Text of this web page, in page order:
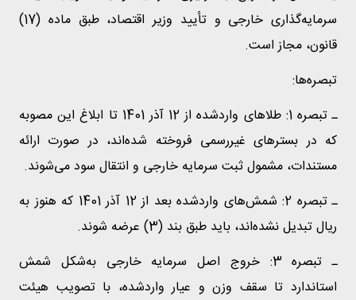
سرمایه‌گذاری خارجی و تأیید وزیر اقتصاد، طبق ماده (17)
قانون، مجاز است.
تبصره‌ها:
ـ تبصره 1: طلاهای واردشده از 12 آذر 1401 تا ابلاغ این مصوبه
که در بسترهای غیررسمی فروخته شده‌اند، در صورت ارائه
مستندات، مشمول ثبت سرمایه خارجی و انتقال سود می‌شوند.
ـ تبصره 2: شمش‌های واردشده بعد از 12 آذر 1401 که هنوز به
ریال تبدیل نشده‌اند، باید طبق بند (3) عرضه شوند.
ـ تبصره 3: خروج اصل سرمایه خارجی به‌شکل شمش
استاندارد تا سقف وزن و عیار واردشده، با تصویب هیئت